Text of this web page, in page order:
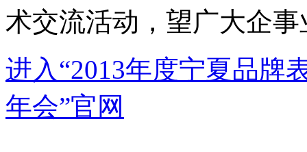
术交流活动，望广大企
进入“2013年度宁夏品牌
年会”官网